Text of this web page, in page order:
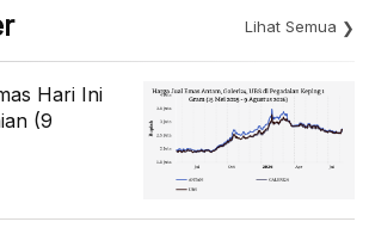
Lihat Semua
Hari Ini
(9